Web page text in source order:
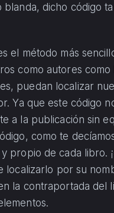
blanda, dicho código
el método más
como autores como
puedan localizar
Ya que este código
a la publicación sin
como te
propio de cada libro.
localizarlo por su
la contraportada del